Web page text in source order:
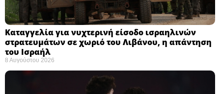
Καταγγελία για νυχτερινή είσοδο ισραηλινών
στρατευμάτων σε χωριό του Λιβάνου, η απάντηση
του Ισραήλ
8 Αυγούστου 2026